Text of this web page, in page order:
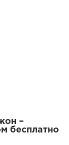
–
бесплатно